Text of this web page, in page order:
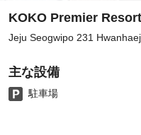
KOKO Premier Resort
Jeju Seogwipo 231
主な設備
駐車場